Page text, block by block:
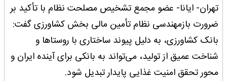
تهران- ایانا- عضو مجمع تشخیص مصلحت نظام با تأکید بر
ضرورت بازمهندسی نظام تأمین مالی بخش کشاورزی گفت:
بانک کشاورزی، به دلیل پیوند ساختاری با روستاها و
شناخت عمیق از تولید، می‌تواند به بانکی برای آینده ایران و
محور تحقق امنیت غذایی پایدار تبدیل شود.